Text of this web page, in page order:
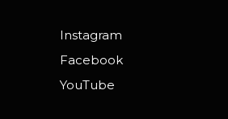
Instagram
Facebook
YouTube